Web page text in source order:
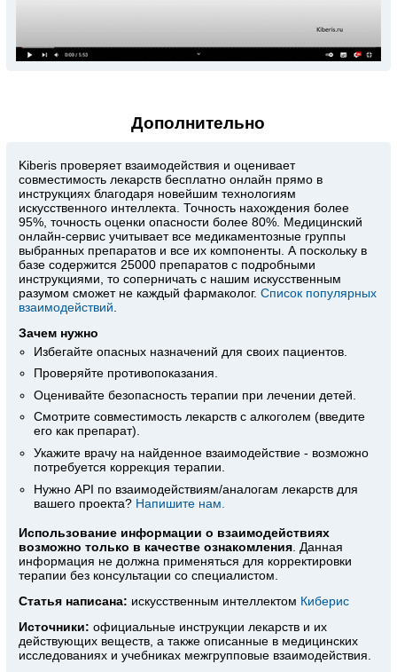
Дополнительно
Kiberis проверяет взаимодействия и оценивает
совместимость лекарств бесплатно онлайн прямо в
инструкциях благодаря новейшим технологиям
искусственного интеллекта. Точность нахождения более
95%, точность оценки опасности более 80%. Медицинский
онлайн-сервис учитывает все медикаментозные группы
выбранных препаратов и все их компоненты. А поскольку в
базе содержится 25000 препаратов с подробными
инструкциями, то соперничать с нашим искусственным
разумом сможет не каждый фармаколог.Список популярных
взаимодействий.
Зачем нужно
Избегайте опасных назначений для своих пациентов.
Проверяйте противопоказания.
Оценивайте безопасность терапии при лечении детей.
Смотрите совместимость лекарств с алкоголем (введите
его как препарат).
Укажите врачу на найденное взаимодействие - возможно
потребуется коррекция терапии.
Нужно API по взаимодействиям/аналогам лекарств для
вашего проекта? Напишите нам.
Использование информации о взаимодействиях
возможно только в качестве ознакомления . Данная
информация не должна применяться для корректировки
терапии без консультации со специалистом.
Статья написана: искусственным интеллектом Киберис
Источники: официальные инструкции лекарств и их
действующих веществ, а также описанные в медицинских
исследованиях и учебниках межгрупповые взаимодействия.